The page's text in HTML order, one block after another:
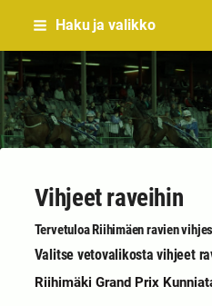
Siirry
sisältöön
Haku ja valikko
Vihjeet raveihin
Tervetuloa Riihimäen ravien
Valitse vetovalikosta vihjeet
Riihimäki Grand Prix